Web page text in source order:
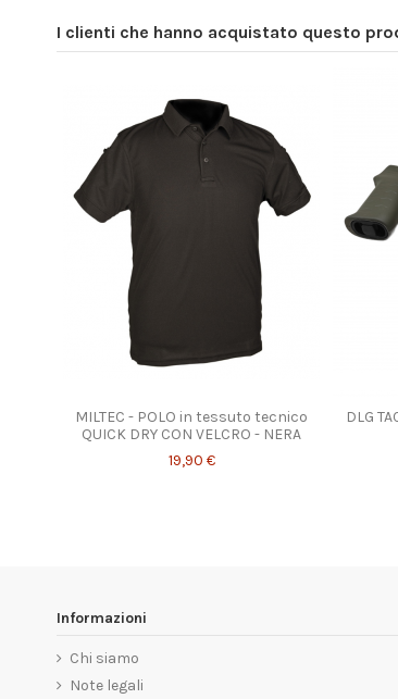
I clienti che hanno acquistato questo
MILTEC - POLO in tessuto tecnico
QUICK DRY CON VELCRO - NERA
19,90 €
DLG
Informazioni
Chi siamo
Note legali